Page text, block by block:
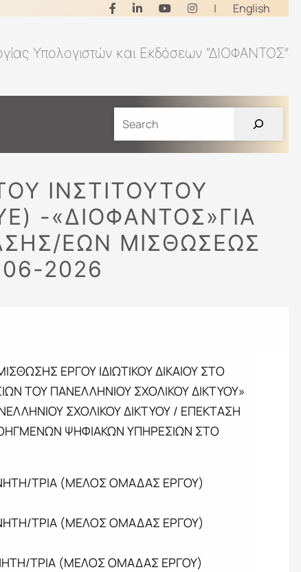
| English
Υπολογιστών και Εκδόσεων “ΔΙΟΦΑΝΤΟΣ”
ΙΝΣΤΙΤΟΥΤΟΥ
-«ΔΙΟΦΑΝΤΟΣ»ΓΙΑ
ΕΩΝ ΜΙΣΘΩΣΕΩΣ
2026
ΕΡΓΟΥ ΙΔΙΩΤΙΚΟΥ ΔΙΚΑΙΟΥ ΣΤΟ
ΤΟΥ ΠΑΝΕΛΛΗΝΙΟΥ ΣΧΟΛΙΚΟΥ ΔΙΚΤΥΟΥ»
ΣΧΟΛΙΚΟΥ ΔΙΚΤΥΟΥ / ΕΠΕΚΤΑΣΗ
ΨΗΦΙΑΚΩΝ ΥΠΗΡΕΣΙΩΝ ΣΤΟ
ΤΡΙΑ (ΜΕΛΟΣ ΟΜΑΔΑΣ ΕΡΓΟΥ)
ΤΡΙΑ (ΜΕΛΟΣ ΟΜΑΔΑΣ ΕΡΓΟΥ)
ΤΡΙΑ (ΜΕΛΟΣ ΟΜΑΔΑΣ ΕΡΓΟΥ)